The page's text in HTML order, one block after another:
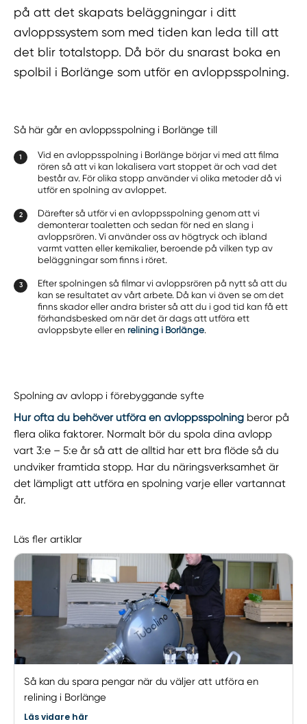
på att det skapats beläggningar i ditt
avloppssystem som med tiden kan leda till att
det blir totalstopp. Då bör du snarast boka en
spolbil i Borlänge som utför en avloppsspolning.
Så här går en avloppsspolning i Borlänge till
Vid en avloppsspolning i Borlänge börjar vi med att filma
rören så att vi kan lokalisera vart stoppet är och vad det
består av. För olika stopp använder vi olika metoder då vi
utför en spolning av avloppet.
Därefter så utför vi en avloppsspolning genom att vi
demonterar toaletten och sedan för ned en slang i
avloppsrören. Vi använder oss av högtryck och ibland
varmt vatten eller kemikalier, beroende på vilken typ av
beläggningar som finns i röret.
Efter spolningen så filmar vi avloppsrören på nytt så att du
kan se resultatet av vårt arbete. Då kan vi även se om det
finns skador eller andra brister så att du i god tid kan få ett
förhandsbesked om när det är dags att utföra ett
avloppsbyte eller en relining i Borlänge.
Spolning av avlopp i förebyggande syfte
Hur ofta du behöver utföra en avloppsspolning beror på
flera olika faktorer. Normalt bör du spola dina avlopp
vart 3:e – 5:e år så att de alltid har ett bra flöde så du
undviker framtida stopp. Har du näringsverksamhet är
det lämpligt att utföra en spolning varje eller vartannat
år.
Läs fler artiklar
Så kan du spara pengar när du väljer att utföra en
relining i Borlänge
Läs vidare här